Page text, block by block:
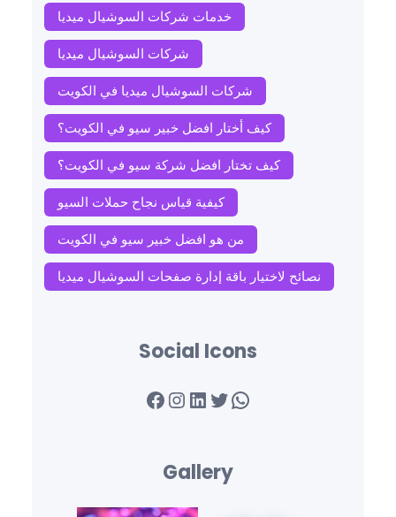
خدمات شركات السوشيال ميديا
شركات السوشيال ميديا
شركات السوشيال ميديا في الكويت
كيف أختار افضل خبير سيو في الكويت؟
كيف تختار افضل شركة سيو في الكويت؟
كيفية قياس نجاح حملات السيو
من هو افضل خبير سيو في الكويت
نصائح لاختيار باقة إدارة صفحات السوشيال ميديا
Social Icons
Facebook InstagramLinkedIn Twitter WhatsApp
Gallery